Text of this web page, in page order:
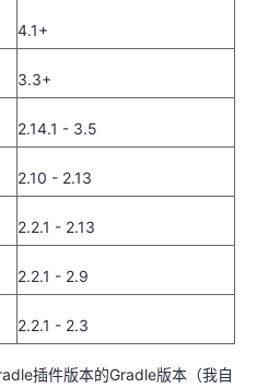
4.1+
3.3+
2.14.1 - 3.5
2.10 - 2.13
2.2.1 - 2.13
2.2.1 - 2.9
2.2.1 - 2.3
插件版本的Gradle版本（我自